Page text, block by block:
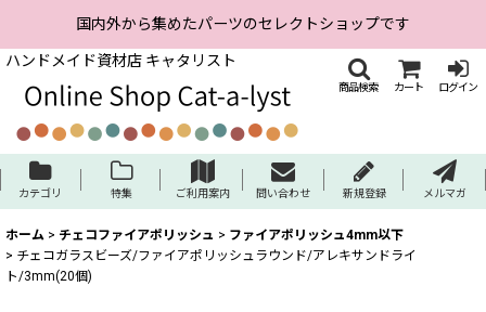
国内外から集めたパーツのセレクトショップです
ハンドメイド資材店 キャタリスト
商品検索 カート ログイン
カテゴリ 特集 ご利用案内 問い合わせ 新規登録 メルマガ
ホーム > チェコファイアポリッシュ > ファイアポリッシュ4mm以下
> チェコガラスビーズ/ファイアポリッシュラウンド/アレキサンドライ
ト/3mm(20個)